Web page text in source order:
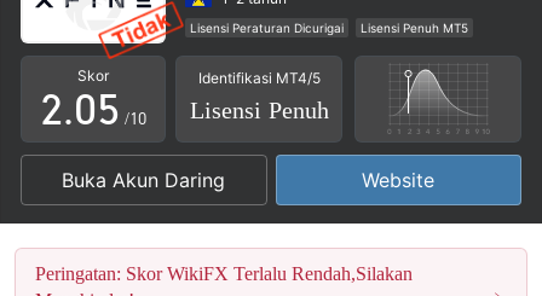
Lisensi Peraturan Dicurigai
Lisensi Penuh MT5
Broker Regional
Potensi risiko tinggi
Skor
0
1
2
3
4
5
.0
1
2
3
3
4
5
6
7
8
/10
Identifikasi MT4/5
Lisensi Penuh
Buka Akun Daring Website
Peringatan: Skor WikiFX Terlalu Rendah,Silakan